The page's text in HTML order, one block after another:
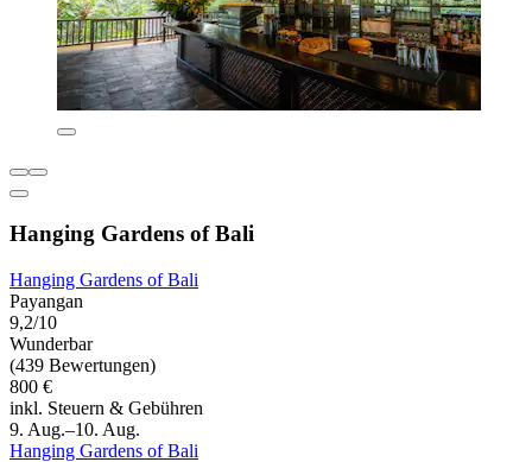
Hanging Gardens of Bali
Hanging Gardens of Bali
Payangan
9,2/10
Wunderbar
(439 Bewertungen)
800 €
inkl. Steuern & Gebühren
9. Aug.–10. Aug.
Hanging Gardens of Bali